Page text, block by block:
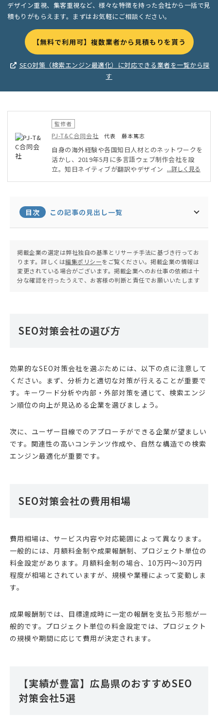
デザイン重視、集客重視など、様々な特徴を持った会社から一括で見
積もりがもらえます。まずはお気軽にご相談ください。
【無料で利用可】複数業者から見積もりを貰う
SEO対策（検索エンジン最適化）に対応できる業者を一覧から探
す
監修者
PJ-T&C合同会社 代表 藤本篤志
自身の海外経験や各国知日人材とのネットワークを
活かし、2019年5月に多言語ウェブ制作会社を設
立。知日ネイティブが翻訳やデザインを担当する、
証セキュリティ」の普及と中小企業での導入をサポ
ートしている。
...詳しく見る
目次 この記事の見出し一覧
掲載企業の選定は弊社独自の基準とリサーチ手法に基づき行ってお
ります。詳しくは編集ポリシーをご覧ください。掲載企業の情報は
変更されている場合がございます。掲載企業へのお仕事の依頼は十
分な確認を行ったうえで、お客様の判断と責任でお願いいたします
SEO対策会社の選び方
効果的なSEO対策会社を選ぶためには、以下の点に注意して
ください。まず、分析力と適切な対策が行えることが重要で
す。キーワード分析や内部・外部対策を通じて、検索エンジ
ン順位の向上が見込める企業を選びましょう。
次に、ユーザー目線でのアプローチができる企業が望ましい
です。関連性の高いコンテンツ作成や、自然な構造での検索
エンジン最適化が重要です。
SEO対策会社の費用相場
費用相場は、サービス内容や対応範囲によって異なります。
一般的には、月額料金制や成果報酬制、プロジェクト単位の
料金設定があります。月額料金制の場合、10万円〜30万円
程度が相場とされていますが、規模や業種によって変動しま
す。
成果報酬制では、目標達成時に一定の報酬を支払う形態が一
般的です。プロジェクト単位の料金設定では、プロジェクト
の規模や期間に応じて費用が決定されます。
【実績が豊富】広島県のおすすめSEO
対策会社5選